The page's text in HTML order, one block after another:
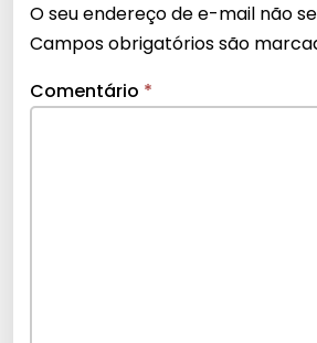
O seu endereço de e-mail não
Campos obrigatórios são
Comentário *